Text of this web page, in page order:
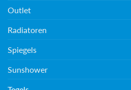
Outlet
Radiatoren
Spiegels
Sunshower